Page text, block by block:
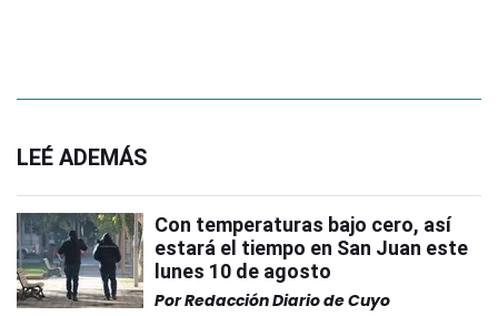
LEÉ ADEMÁS
Con temperaturas bajo cero, así
estará el tiempo en San Juan este
lunes 10 de agosto
PorRedacción Diario de Cuyo